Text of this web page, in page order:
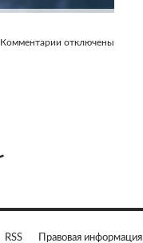
Комментарии отключены
RSS Правовая информация